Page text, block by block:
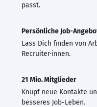
passt.
Persönliche Job-
Lass Dich finden von
Recruiter·innen.
21 Mio. Mitglieder
Knüpf neue Kontakte
besseres Job-Leben.